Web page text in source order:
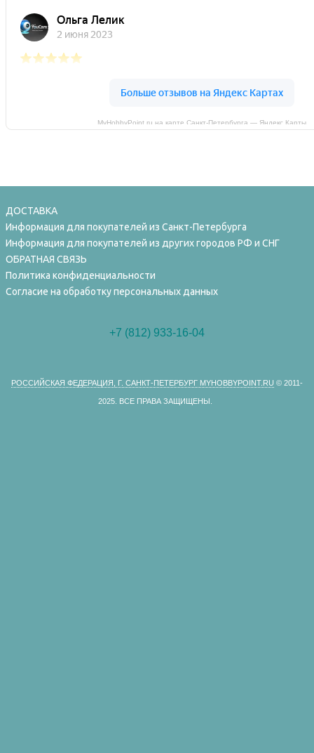
MyHobbyPoint.ru на карте Санкт‑Петербурга — Яндекс Карты
ДОСТАВКА
Информация для покупателей из Санкт-Петербурга
Информация для покупателей из других городов РФ и СНГ
ОБРАТНАЯ СВЯЗЬ
Политика конфиденциальности
Согласие на обработку персональных данных
+7 (812) 933-16-04
РОССИЙСКАЯ ФЕДЕРАЦИЯ, Г. САНКТ-ПЕТЕРБУРГ MYHOBBYPOINT.RU © 2011-
2025. ВСЕ ПРАВА ЗАЩИЩЕНЫ.